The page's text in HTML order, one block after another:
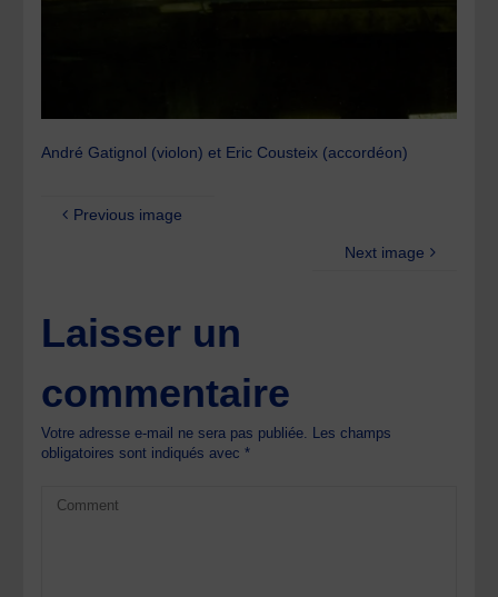
André Gatignol (violon) et Eric Cousteix (accordéon)
Previous image
Next image
Laisser un
commentaire
Votre adresse e-mail ne sera pas publiée. Les champs
obligatoires sont indiqués avec*